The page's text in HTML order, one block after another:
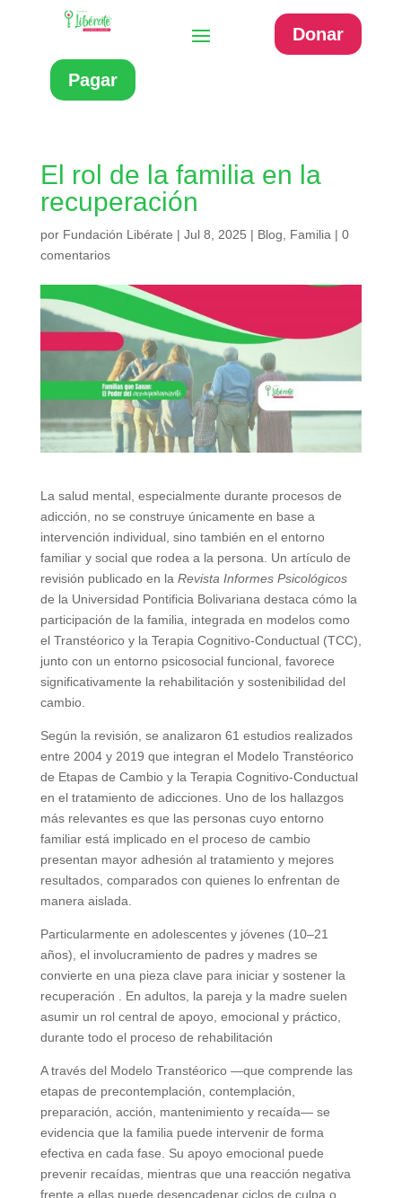
Donar
Pagar
El rol de la familia en la
recuperación
por Fundación Libérate | Jul 8, 2025 | Blog Familia | 0
comentarios
La salud mental, especialmente durante procesos de
adicción, no se construye únicamente en base a
intervención individual, sino también en el entorno
familiar y social que rodea a la persona. Un artículo de
revisión publicado en la Revista Informes Psicológicos
de la Universidad Pontificia Bolivariana destaca cómo la
participación de la familia, integrada en modelos como
el Transtéorico y la Terapia Cognitivo‑Conductual (TCC),
junto con un entorno psicosocial funcional, favorece
significativamente la rehabilitación y sostenibilidad del
cambio.
Según la revisión, se analizaron 61 estudios realizados
entre 2004 y 2019 que integran el Modelo Transtéorico
de Etapas de Cambio y la Terapia Cognitivo‑Conductual
en el tratamiento de adicciones. Uno de los hallazgos
más relevantes es que las personas cuyo entorno
familiar está implicado en el proceso de cambio
presentan mayor adhesión al tratamiento y mejores
resultados, comparados con quienes lo enfrentan de
manera aislada.
Particularmente en adolescentes y jóvenes (10–21
años), el involucramiento de padres y madres se
convierte en una pieza clave para iniciar y sostener la
recuperación . En adultos, la pareja y la madre suelen
asumir un rol central de apoyo, emocional y práctico,
durante todo el proceso de rehabilitación
A través del Modelo Transtéorico —que comprende las
etapas de precontemplación, contemplación,
preparación, acción, mantenimiento y recaída— se
evidencia que la familia puede intervenir de forma
efectiva en cada fase. Su apoyo emocional puede
prevenir recaídas, mientras que una reacción negativa
frente a ellas puede desencadenar ciclos de culpa o